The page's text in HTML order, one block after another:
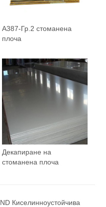
A387-Гр.2 стоманена
плоча
Декапиране на
стоманена плоча
ND Киселинноустойчива